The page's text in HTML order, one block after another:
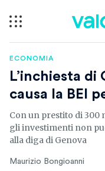
ECONOMIA
L’inchiesta di
causa la BEI
Con un prestito di 300
gli investimenti non
alla diga di Genova
Maurizio Bongioanni